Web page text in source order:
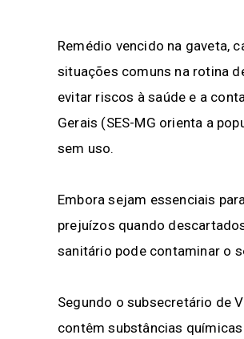
Remédio vencido na gaveta,
situações comuns na rotina
evitar riscos à saúde e a
Gerais (SES-MG orienta a
sem uso.
Embora sejam essenciais
prejuízos quando
sanitário pode contaminar o
Segundo o subsecretário de
contêm substâncias